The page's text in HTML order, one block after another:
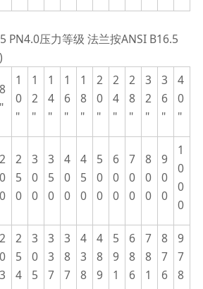
PN4.0压力等级 法兰按ANSI B16.5
8
"
1
0
"
1
2
"
1
4
"
1
6
"
1
8
"
2
0
"
2
4
"
2
8
"
3
2
"
3
6
"
4
0
"
2
0
0
2
5
0
3
0
0
3
5
0
4
0
0
4
5
0
5
0
0
6
0
0
7
0
0
8
0
0
9
0
0
1
0
0
0
2
0
3
2
5
4
3
0
5
3
3
7
3
8
7
4
3
8
4
8
9
5
9
1
6
8
6
7
8
1
8
7
6
9
7
8